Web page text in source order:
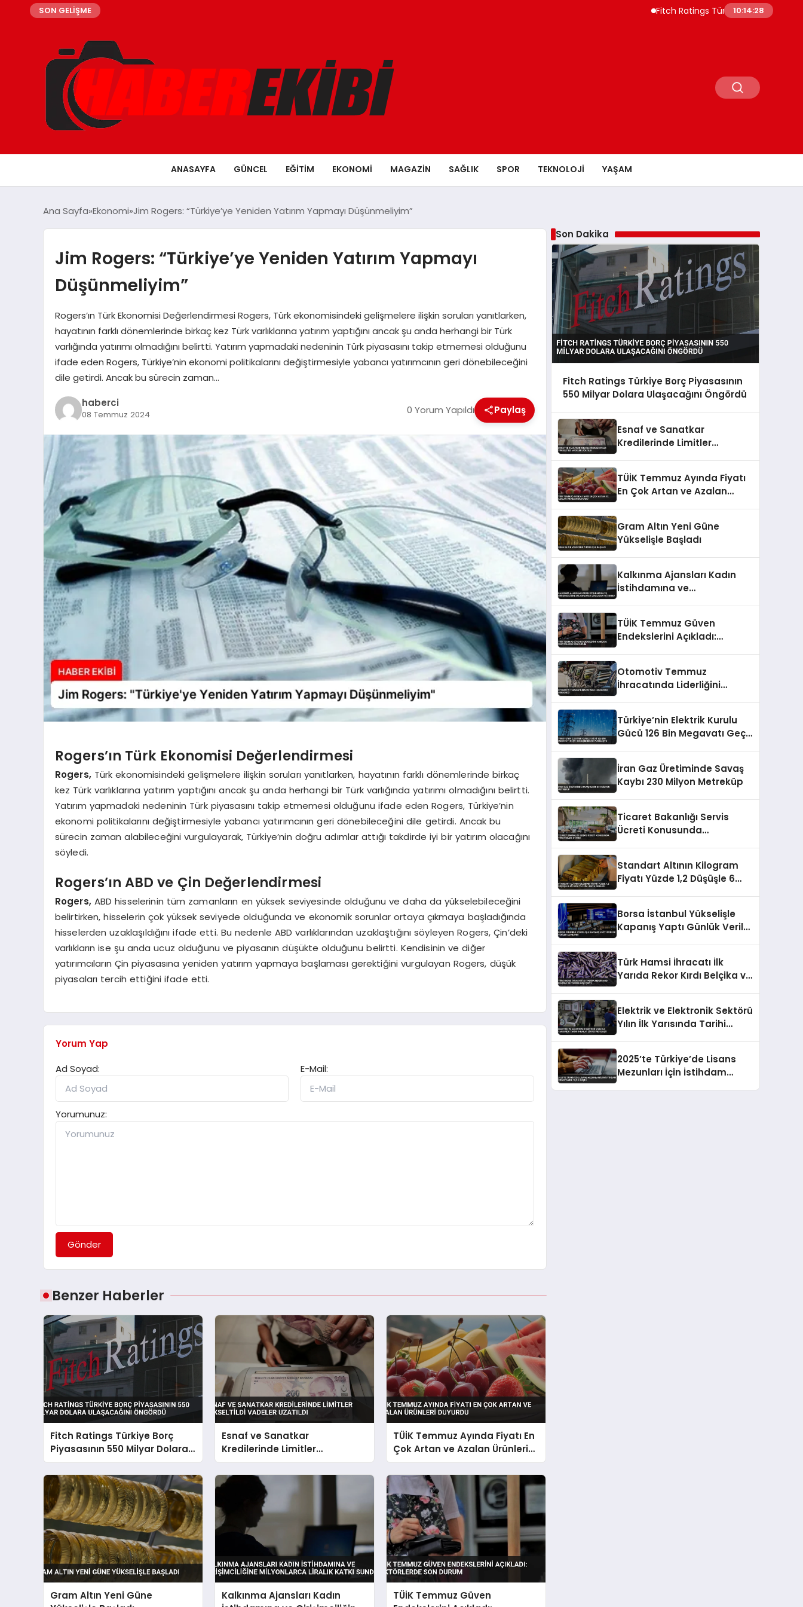
SON GELİŞME Fitch Ratings Türkiye Borç Piyasasının
10:14:29
ANASAYFA GÜNCEL EĞITIM EKONOMI MAGAZIN SAĞLIK SPOR TEKNOLOJI YAŞAM
Ana Sayfa Ekonomi Jim Rogers: “Türkiye’ye Yeniden Yatırım Yapmayı Düşünmeliyim”
Jim Rogers: “Türkiye’ye Yeniden Yatırım Yapmayı
Düşünmeliyim”
Rogers’ın Türk Ekonomisi Değerlendirmesi Rogers, Türk ekonomisindeki gelişmelere ilişkin soruları yanıtlarken,
hayatının farklı dönemlerinde birkaç kez Türk varlıklarına yatırım yaptığını ancak şu anda herhangi bir Türk
varlığında yatırımı olmadığını belirtti. Yatırım yapmadaki nedeninin Türk piyasasını takip etmemesi olduğunu
ifade eden Rogers, Türkiye’nin ekonomi politikalarını değiştirmesiyle yabancı yatırımcının geri dönebileceğini
dile getirdi. Ancak bu sürecin zaman…
haberci
08 Temmuz 2024 0 Yorum Yapıldı Paylaş
Rogers’ın Türk Ekonomisi Değerlendirmesi
Rogers,Türk ekonomisindeki gelişmelere ilişkin soruları yanıtlarken, hayatının farklı dönemlerinde birkaç
kez Türk varlıklarına yatırım yaptığını ancak şu anda herhangi bir Türk varlığında yatırımı olmadığını belirtti.
Yatırım yapmadaki nedeninin Türk piyasasını takip etmemesi olduğunu ifade eden Rogers, Türkiye’nin
ekonomi politikalarını değiştirmesiyle yabancı yatırımcının geri dönebileceğini dile getirdi. Ancak bu
sürecin zaman alabileceğini vurgulayarak, Türkiye’nin doğru adımlar attığı takdirde iyi bir yatırım olacağını
söyledi.
Rogers’ın ABD ve Çin Değerlendirmesi
Rogers,ABD hisselerinin tüm zamanların en yüksek seviyesinde olduğunu ve daha da yükselebileceğini
belirtirken, hisselerin çok yüksek seviyede olduğunda ve ekonomik sorunlar ortaya çıkmaya başladığında
hisselerden uzaklaşıldığını ifade etti. Bu nedenle ABD varlıklarından uzaklaştığını söyleyen Rogers, Çin’deki
varlıkların ise şu anda ucuz olduğunu ve piyasanın düşükte olduğunu belirtti. Kendisinin ve diğer
yatırımcıların Çin piyasasına yeniden yatırım yapmaya başlaması gerektiğini vurgulayan Rogers, düşük
piyasaları tercih ettiğini ifade etti.
Yorum Yap
Ad Soyad:
E-Mail:
Yorumunuz:
Gönder
Benzer Haberler
Fitch Ratings Türkiye Borç
Piyasasının 550 Milyar Dolara
Ulaşacağını Öngördü
Esnaf ve Sanatkar
Kredilerinde Limitler
Yükseltildi Vadeler Uzatıldı
TÜİK Temmuz Ayında Fiyatı En
Çok Artan ve Azalan Ürünleri
Duyurdu
Gram Altın Yeni Güne
Kalkınma Ajansları Kadın
TÜİK Temmuz Güven
Son Dakika
Fitch Ratings Türkiye Borç Piyasasının
550 Milyar Dolara Ulaşacağını Öngördü
Esnaf ve Sanatkar
Kredilerinde Limitler
TÜİK Temmuz Ayında Fiyatı
En Çok Artan ve Azalan
Gram Altın Yeni Güne
Yükselişle Başladı
Kalkınma Ajansları Kadın
İstihdamına ve
TÜİK Temmuz Güven
Endekslerini Açıkladı:
Otomotiv Temmuz
İhracatında Liderliğini
Türkiye’nin Elektrik Kurulu
Gücü 126 Bin Megavatı Geçti
İran Gaz Üretiminde Savaş
Kaybı 230 Milyon Metreküp
Ticaret Bakanlığı Servis
Ücreti Konusunda
Standart Altının Kilogram
Fiyatı Yüzde 1,2 Düşüşle 6
Borsa İstanbul Yükselişle
Kapanış Yaptı Günlük Veriler
Türk Hamsi İhracatı İlk
Yarıda Rekor Kırdı Belçika ve
Elektrik ve Elektronik Sektörü
Yılın İlk Yarısında Tarihi
2025’te Türkiye’de Lisans
Mezunları İçin İstihdam